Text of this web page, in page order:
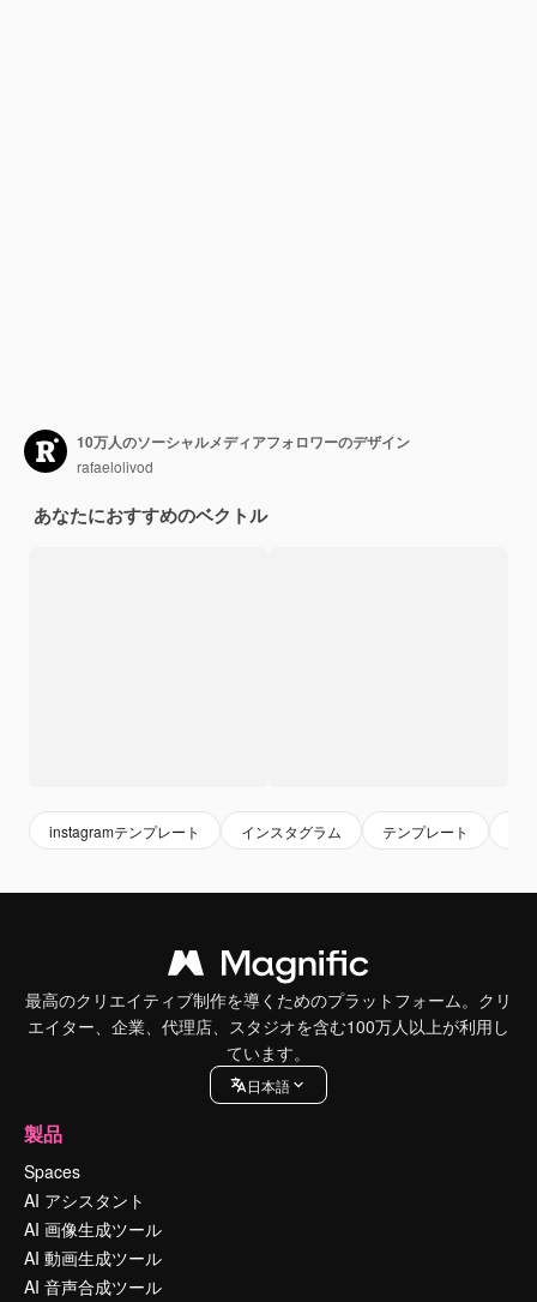
10万人のソーシャルメディアフォロワーのデザイン
rafaelolivod
あなたにおすすめのベクトル
instagramテンプレート インスタグラム テンプレート
最高のクリエイティブ制作を導くためのプラットフォーム。クリ
エイター、企業、代理店、スタジオを含む100万人以上が利用し
ています。
日本語
製品
Spaces
AI アシスタント
AI 画像生成ツール
AI 動画生成ツール
AI 音声合成ツール